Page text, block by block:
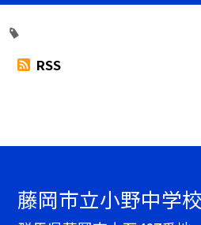
RSS
藤岡市立小野中学校